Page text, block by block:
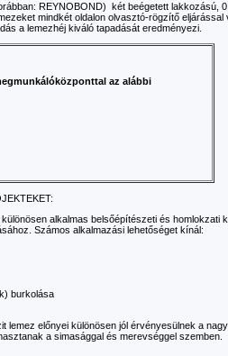
REYNOBOND) két beégetett lakkozású,
mindkét oldalon olvasztó-rögzítő eljárással
a lemezhéj kiváló tapadását eredményezi.
az alábbi
alkalmas belsőépítészeti és homlokzati
Számos alkalmazási lehetőséget kínál:
burkolása
lemez előnyei különösen jól érvényesülnek a
a simasággal és merevséggel szemben.